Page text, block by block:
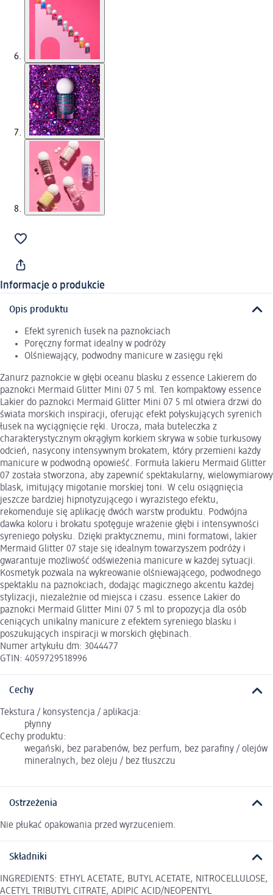
Informacje o produkcie
Opis produktu
Efekt syrenich łusek na paznokciach
Poręczny format idealny w podróży
Olśniewający, podwodny manicure w zasięgu ręki
Zanurz paznokcie w głębi oceanu blasku z essence Lakierem do
paznokci Mermaid Glitter Mini 07 5 ml. Ten kompaktowy essence
Lakier do paznokci Mermaid Glitter Mini 07 5 ml otwiera drzwi do
świata morskich inspiracji, oferując efekt połyskujących syrenich
łusek na wyciągnięcie ręki. Urocza, mała buteleczka z
charakterystycznym okrągłym korkiem skrywa w sobie turkusowy
odcień, nasycony intensywnym brokatem, który przemieni każdy
manicure w podwodną opowieść. Formuła lakieru Mermaid Glitter
07 została stworzona, aby zapewnić spektakularny, wielowymiarowy
blask, imitujący migotanie morskiej toni. W celu osiągnięcia
jeszcze bardziej hipnotyzującego i wyrazistego efektu,
rekomenduje się aplikację dwóch warstw produktu. Podwójna
dawka koloru i brokatu spotęguje wrażenie głębi i intensywności
syreniego połysku. Dzięki praktycznemu, mini formatowi, lakier
Mermaid Glitter 07 staje się idealnym towarzyszem podróży i
gwarantuje możliwość odświeżenia manicure w każdej sytuacji.
Kosmetyk pozwala na wykreowanie olśniewającego, podwodnego
spektaklu na paznokciach, dodając magicznego akcentu każdej
stylizacji, niezależnie od miejsca i czasu. essence Lakier do
paznokci Mermaid Glitter Mini 07 5 ml to propozycja dla osób
ceniących unikalny manicure z efektem syreniego blasku i
poszukujących inspiracji w morskich głębinach.
Numer artykułu dm: 3044477
GTIN: 4059729518996
Cechy
Tekstura / konsystencja / aplikacja:
płynny
Cechy produktu:
wegański, bez parabenów, bez perfum, bez parafiny / olejów
mineralnych, bez oleju / bez tłuszczu
Ostrzeżenia
Nie płukać opakowania przed wyrzuceniem.
Składniki
INGREDIENTS: ETHYL ACETATE, BUTYL ACETATE, NITROCELLULOSE,
ACETYL TRIBUTYL CITRATE, ADIPIC ACID/NEOPENTYL